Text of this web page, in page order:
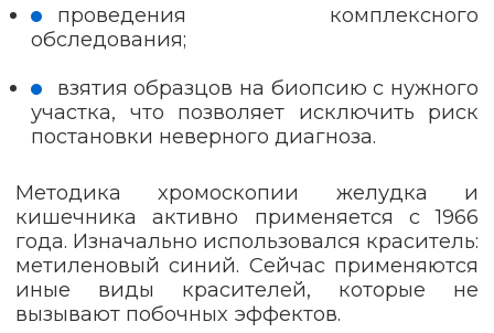
проведения комплексного
обследования;
взятия образцов на биопсию с нужного
участка, что позволяет исключить риск
постановки неверного диагноза.
Методика хромоскопии желудка и
кишечника активно применяется с 1966
года. Изначально использовался краситель:
метиленовый синий. Сейчас применяются
иные виды красителей, которые не
вызывают побочных эффектов.